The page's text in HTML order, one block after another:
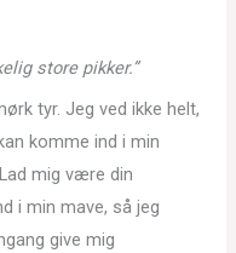
store pikker.”
tyr. Jeg ved ikke helt,
komme ind i min
mig være din
i min mave, så jeg
give mig